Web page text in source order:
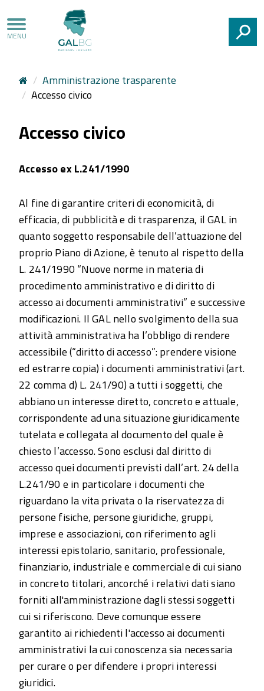
Amministrazione trasparente
Accesso civico
Accesso civico
Accesso ex L.241/1990
Al fine di garantire criteri di economicità, di
efficacia, di pubblicità e di trasparenza, il GAL in
quanto soggetto responsabile dell’attuazione del
proprio Piano di Azione, è tenuto al rispetto della
L. 241/1990 “Nuove norme in materia di
procedimento amministrativo e di diritto di
accesso ai documenti amministrativi” e successive
modificazioni. Il GAL nello svolgimento della sua
attività amministrativa ha l’obbligo di rendere
accessibile (“diritto di accesso”: prendere visione
ed estrarre copia) i documenti amministrativi (art.
22 comma d) L. 241/90) a tutti i soggetti, che
abbiano un interesse diretto, concreto e attuale,
corrispondente ad una situazione giuridicamente
tutelata e collegata al documento del quale è
chiesto l’accesso. Sono esclusi dal diritto di
accesso quei documenti previsti dall’art. 24 della
L.241/90 e in particolare i documenti che
riguardano la vita privata o la riservatezza di
persone fisiche, persone giuridiche, gruppi,
imprese e associazioni, con riferimento agli
interessi epistolario, sanitario, professionale,
finanziario, industriale e commerciale di cui siano
in concreto titolari, ancorché i relativi dati siano
forniti all'amministrazione dagli stessi soggetti
cui si riferiscono. Deve comunque essere
garantito ai richiedenti l'accesso ai documenti
amministrativi la cui conoscenza sia necessaria
per curare o per difendere i propri interessi
giuridici.